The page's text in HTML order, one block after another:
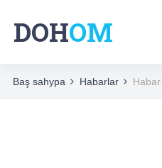
DOHOM
Baş sahypa Habarlar Habar